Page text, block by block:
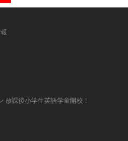
放課後小学生英語学童開校！